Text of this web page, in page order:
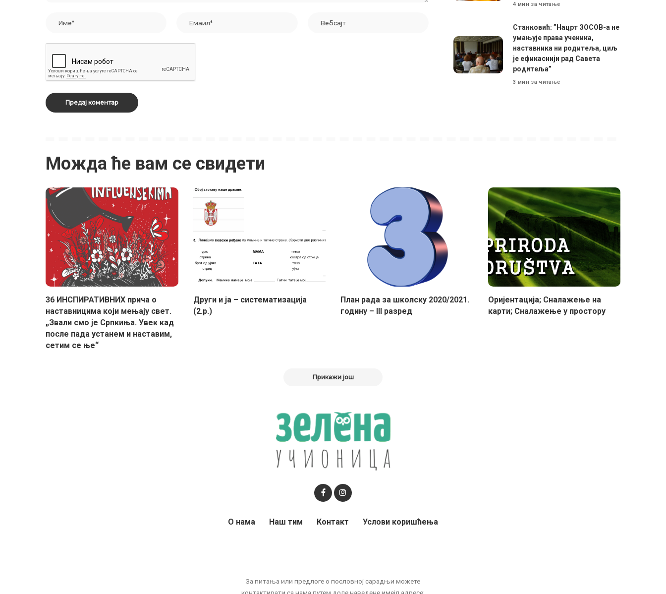
4 мин за читање
Станковић: ”Нацрт ЗОСОВ-а не
умањује права ученика,
наставника ни родитеља, циљ
је ефикаснији рад Савета
родитеља”
3 мин за читање
Можда ће вам се свидети
36 ИНСПИРАТИВНИХ прича о
наставницима који мењају свет.
„Звали смо је Српкиња. Увек кад
после пада устанем и наставим,
сетим се ње“
Други и ја – систематизација
(2.р.)
План рада за школску 2020/2021.
годину – III разред
Оријентација; Сналажење на
карти; Сналажење у простору
Прикажи још
За питања или предлоге о пословној сарадњи можете
О нама Наш тим Контакт Услови коришћења